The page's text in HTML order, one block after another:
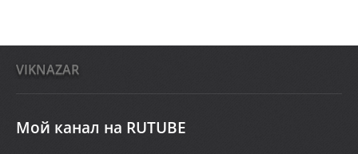
VIKNAZAR
Мой канал на RUTUBE